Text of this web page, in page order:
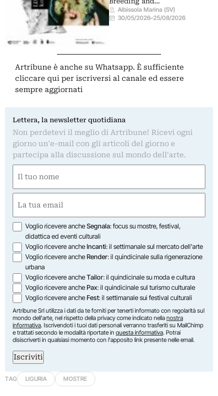
Albissola Marina (SV)
30/05/2026–25/08/2026
Artribune è anche su Whatsapp. È sufficiente
cliccare qui per iscriversi al canale ed essere
sempre aggiornati
Lettera, la newsletter quotidiana
Non perdetevi il meglio di Artribune! Ricevi ogni
giorno un'e-mail con gli articoli del giorno e
partecipa alla discussione sul mondo dell'arte.
(Obbligatorio)
Nome
(Obbligatorio)
Opzioni
Voglio ricevere ancheSegnala: focus su mostre, festival,
didattica ed eventi culturali
Voglio ricevere ancheIncanti: il settimanale sul mercato dell'arte
Voglio ricevere ancheRender: il quindicinale sulla rigenerazione
urbana
Voglio ricevere ancheTailor: il quindicinale su moda e cultura
Voglio ricevere anchePax: il quindicinale sul turismo culturale
Voglio ricevere ancheFest: il settimanale sui festival culturali
Artribune Srl utilizza i dati da te forniti per tenerti informato con regolarità sul
mondo dell'arte, nel rispetto della privacy come indicato nella nostra
informativa. Iscrivendoti i tuoi dati personali verranno trasferiti su MailChimp
e trattati secondo le modalità riportate in questa informativa. Potrai
disiscriverti in qualsiasi momento con l'apposito link presente nelle email.
Iscriviti
TAG LIGURIA MOSTRE